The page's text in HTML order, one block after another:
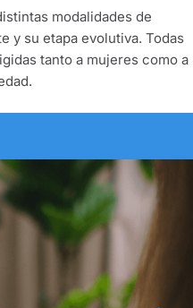
modalidades de
y su etapa evolutiva. Todas
tanto a mujeres como a